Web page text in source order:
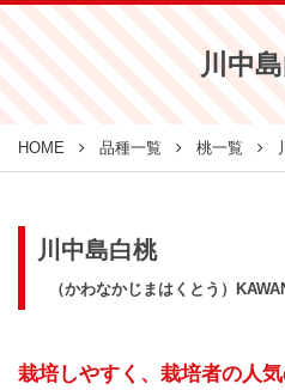
川中
HOME 品種一覧 桃一覧
川中島白桃
（かわなかじまはくとう）
栽培しやすく、栽培者の人